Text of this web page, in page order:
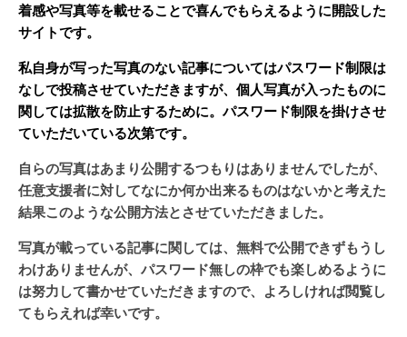
着感や写真等を載せることで喜んでもらえるように開設した
サイトです。
私自身が写った写真のない記事についてはパスワード制限は
なしで投稿させていただきますが、個人写真が入ったものに
関しては拡散を防止するために。パスワード制限を掛けさせ
ていただいている次第です。
自らの写真はあまり公開するつもりはありませんでしたが、
任意支援者に対してなにか何か出来るものはないかと考えた
結果このような公開方法とさせていただきました。
写真が載っている記事に関しては、無料で公開できずもうし
わけありませんが、パスワード無しの枠でも楽しめるように
は努力して書かせていただきますので、よろしければ閲覧し
てもらえれば幸いです。